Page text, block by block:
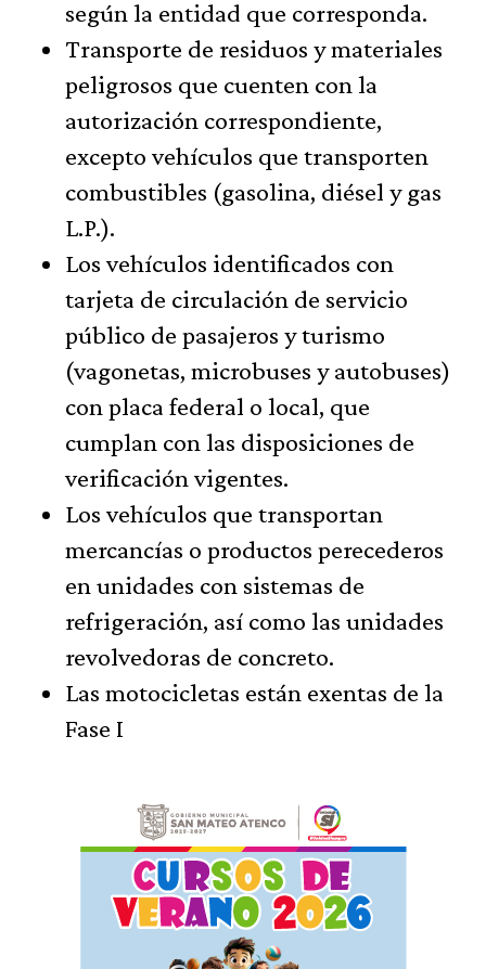
según la entidad que corresponda.
Transporte de residuos y materiales
peligrosos que cuenten con la
autorización correspondiente,
excepto vehículos que transporten
combustibles (gasolina, diésel y gas
L.P.).
Los vehículos identificados con
tarjeta de circulación de servicio
público de pasajeros y turismo
(vagonetas, microbuses y autobuses)
con placa federal o local, que
cumplan con las disposiciones de
verificación vigentes.
Los vehículos que transportan
mercancías o productos perecederos
en unidades con sistemas de
refrigeración, así como las unidades
revolvedoras de concreto.
Las motocicletas están exentas de la
Fase I